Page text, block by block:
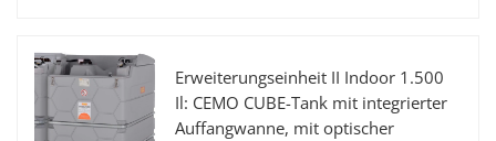
Erweiterungseinheit II Indoor 1.500
Il: CEMO CUBE-Tank mit integrierter
Auffangwanne, mit optischer